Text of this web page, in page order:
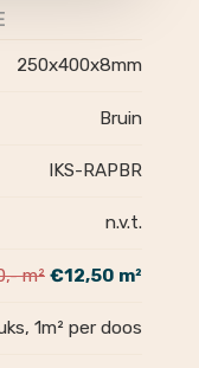
250x400x8mm
Bruin
IKS-RAPBR
n.v.t.
m² €12,50 m²
1m² per doos